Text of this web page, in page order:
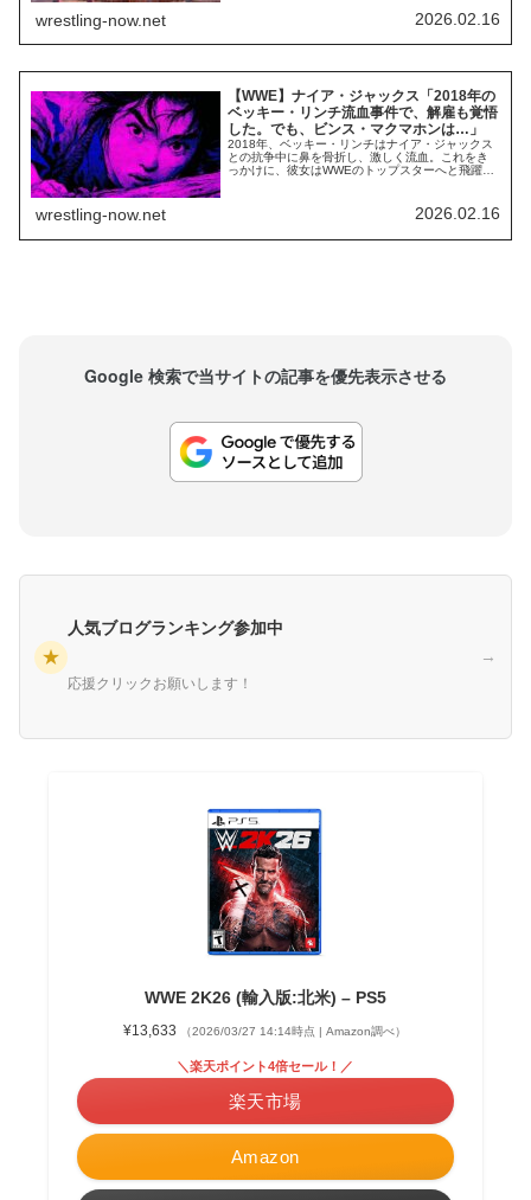
を狙っている」との報道がありました。彼女たち
がAEWとの契約を勝ち取った背景には何があった
wrestling-now.net 2026.02.16
【WWE】ナイア・ジャックス「2018年の
ベッキー・リンチ流血事件で、解雇も覚悟
した。でも、ビンス・マクマホンは…」
2018年、ベッキー・リンチはナイア・ジャックス
との抗争中に鼻を骨折し、激しく流血。これをき
っかけに、彼女はWWEのトップスターへと飛躍す
組中に選手が流血するのは可能な限り避けたいこ
と。パンチで流血させてしまった側のジャックス
wrestling-now.net 2026.02.16
Google 検索で当サイトの記事を優先表示させる
★
人気ブログランキング参加中
応援クリックお願いします！
→
WWE 2K26 (輸入版:北米) – PS5
¥13,633 （2026/03/27 14:14時点 | Amazon調べ）
Amazon
＼楽天ポイント4倍セール！／
楽天市場